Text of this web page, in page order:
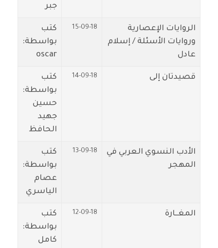
جبر
الروايات الإعصارية
وروايات الأسئلة / إسلام
عادل
15-09-18
كتب
بواسطة:
oscar
قصيدتان إلى 14-09-18
كتب
بواسطة:
حسين
جهيد
الحافظ
الأدب النسوي العربي في
المهجر
13-09-18
كتب
بواسطة:
عصام
الياسري
المغــارة 12-09-18
كتب
بواسطة:
كامل